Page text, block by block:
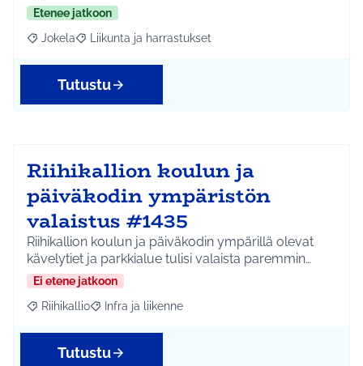
Etenee jatkoon
Rajaa tulokset aihepiirin mukaan: Jokela
Jokela Rajaa tulokset teeman mukaan: Liikunta ja
Liikunta ja harrastukset
Tutustu
Riihikallion koulun ja
päiväkodin ympäristön
valaistus #1435
Riihikallion koulun ja päiväkodin ympärillä olevat
kävelytiet ja parkkialue tulisi valaista paremmin…
Ei etene jatkoon
Rajaa tulokset aihepiirin mukaan: Riihikallio
Riihikallio Rajaa tulokset teeman mukaan: Infra ja liikenne
Infra ja liikenne
Tutustu